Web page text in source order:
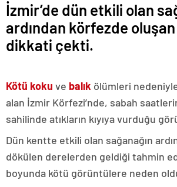
İzmir’de dün etkili olan
ardından körfezde
dikkati çekti.
Kötü koku ve balık ölümleri
alan İzmir Körfezi’nde, sabah
sahilinde atıkların kıyıya vurduğu
Dün kentte etkili olan sağanağın
dökülen derelerden geldiği tahmin
boyunda kötü görüntülere neden